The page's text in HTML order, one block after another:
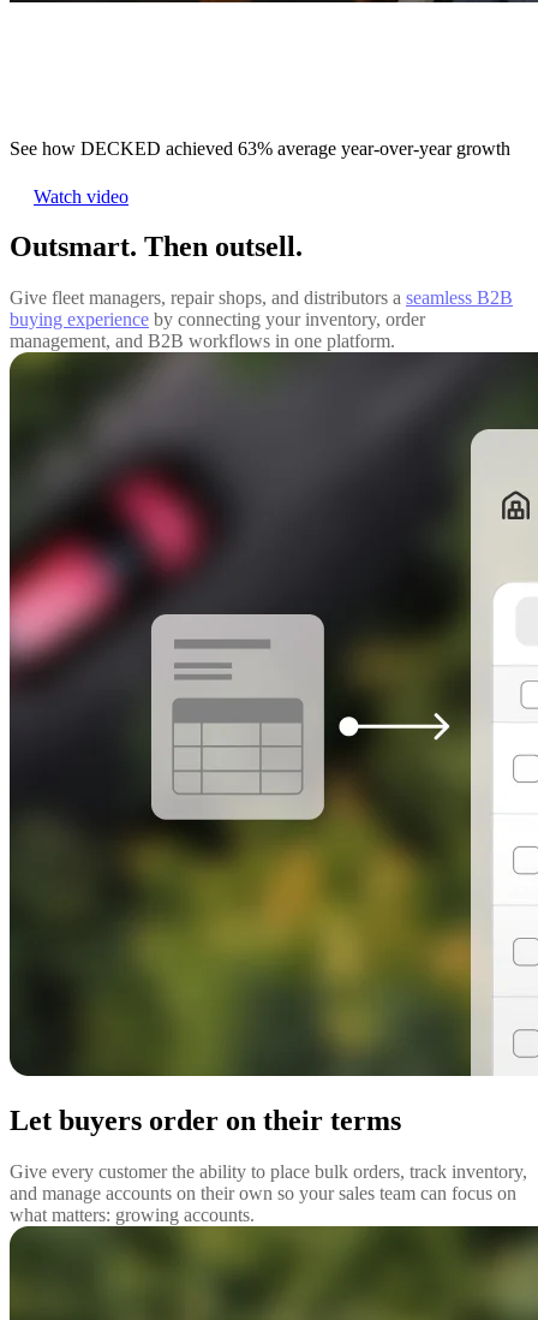
See how DECKED achieved 63% average year-over-year growth
Watch video
Outsmart. Then outsell.
Give fleet managers, repair shops, and distributors a seamless B2B
buying experience by connecting your inventory, order
management, and B2B workflows in one platform.
Let buyers order on their terms
Give every customer the ability to place bulk orders, track inventory,
and manage accounts on their own so your sales team can focus on
what matters: growing accounts.